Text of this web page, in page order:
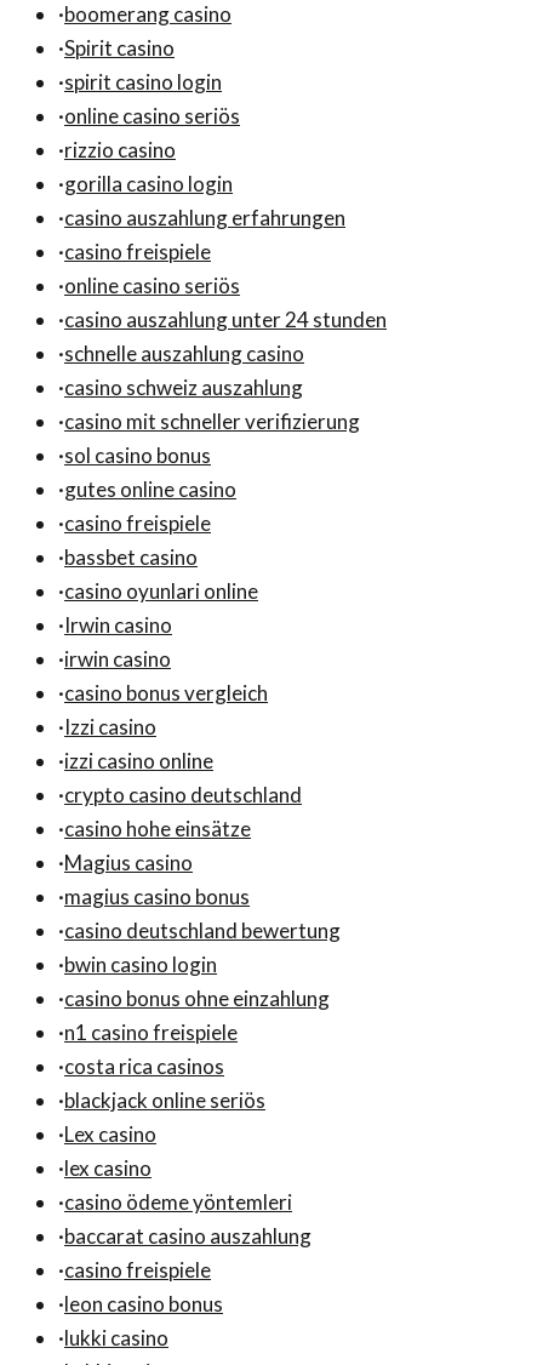
·boomerang casino
·Spirit casino
·spirit casino login
·online casino seriös
·rizzio casino
·gorilla casino login
·casino auszahlung erfahrungen
·casino freispiele
·online casino seriös
·casino auszahlung unter 24 stunden
·schnelle auszahlung casino
·casino schweiz auszahlung
·casino mit schneller verifizierung
·sol casino bonus
·gutes online casino
·casino freispiele
·bassbet casino
·casino oyunlari online
·Irwin casino
·irwin casino
·casino bonus vergleich
·Izzi casino
·izzi casino online
·crypto casino deutschland
·casino hohe einsätze
·Magius casino
·magius casino bonus
·casino deutschland bewertung
·bwin casino login
·casino bonus ohne einzahlung
·n1 casino freispiele
·costa rica casinos
·blackjack online seriös
·Lex casino
·lex casino
·casino ödeme yöntemleri
·baccarat casino auszahlung
·casino freispiele
·leon casino bonus
·lukki casino